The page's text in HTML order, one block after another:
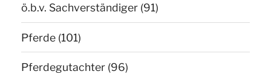
ö.b.v. Sachverständiger (91)
Pferde (101)
Pferdegutachter (96)